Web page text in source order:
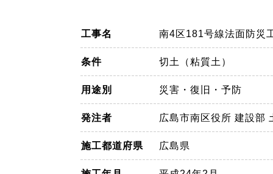
工事名 南4区181号線法面防災
条件 切土（粘質土）
用途別 災害・復旧・予防
発注者 広島市南区役所 建設部
施工都道府県 広島県